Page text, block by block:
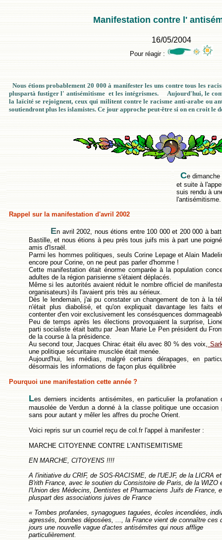
Manifestation contre l'
16/05/2004
Pour réagir :
Nous étions probablement 20 000 à manifester les uns contre tous les
pluspartà fustiger l' antisémitisme et les intégrismes. Aujourd'hui, le
la laïcité se rejoignent, ceux qui militent contre le racisme anti-arabe ou
soutiendront plus les islamistes. Ce jour approche peut-être si on en croit le
Ce
et suite à
suis rendu à
l'antisémitisme.
Rappel sur la manifestation d'avril 2002
En avril 2002, nous étions entre 100 000 et 200 000 à
Bastille, et nous étions à peu près tous juifs mis à part une
amis d'Israël.
Parmi les hommes politiques, seuls Corine Lepage et Alain
encore pour Corine, on ne peut pas parler d'homme !
Cette manifestation était énorme comparée à la population
adultes de la région parisienne s'étaient déplacés.
Même si les autorités avaient réduit le nombre officiel de
organisateurs) ils l'avaient pris très au sérieux.
Dès le lendemain, j'ai pu constater un changement de ton à la
n'était plus diabolisé, et qu'on expliquait davantage les faits
contenter d'en voir exclusivement les consésquences
Peu de temps après les élections provoquaient la surprise,
parti socialiste était battu par Jean Marie Le Pen président du
de la course à la présidence.
Au second tour, Jacques Chirac était élu avec 80 % des voix,
une politique sécuritaire musclée était menée.
Aujourd'hui, les médias, malgré certains dérapages, en
désormais les informations de façon plus équilibrée
Pourquoi une manifestation cette année ?
Les derniers incidents antisémites, en particulier la profanation
mausolée de Verdun a donné à la classe politique une occasion
sans pour autant y mêler les affres du proche Orient.
Voici repris sur un courriel reçu de col.fr l'appel à manifester :
MARCHE CITOYENNE CONTRE L'ANTISEMITISME
EN MARCHE, CITOYENS !!!!
A l'initiative du CRIF, de SOS-RACISME, de l'UEJF, de la LICRA
B'rith France, avec le soutien du Consistoire de Paris, de la WIZO
l'Union des Médecins, Dentistes et Pharmaciens Juifs de France,
pluspart des associations juives de France
« Tombes profanées, synagogues taguées, écoles incendiées,
agressés, bombes déposées, ..., la France vient de connaître ces
jours une nouvelle vague d'actes antisémites qui nous afflige
particulièrement.